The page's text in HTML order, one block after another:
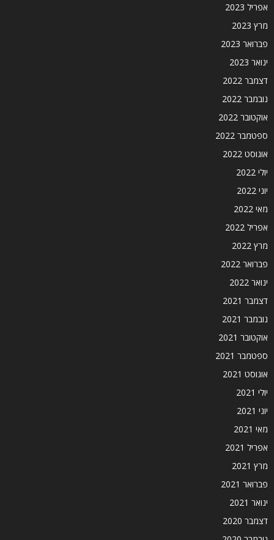
אפריל 2023
מרץ 2023
פברואר 2023
ינואר 2023
דצמבר 2022
נובמבר 2022
אוקטובר 2022
ספטמבר 2022
אוגוסט 2022
יולי 2022
יוני 2022
מאי 2022
אפריל 2022
מרץ 2022
פברואר 2022
ינואר 2022
דצמבר 2021
נובמבר 2021
אוקטובר 2021
ספטמבר 2021
אוגוסט 2021
יולי 2021
יוני 2021
מאי 2021
אפריל 2021
מרץ 2021
פברואר 2021
ינואר 2021
דצמבר 2020